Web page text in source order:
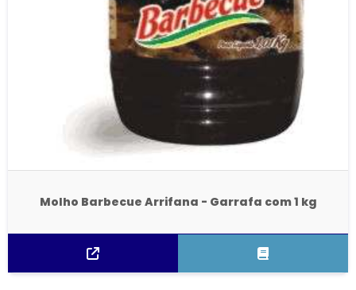
Molho Barbecue Arrifana - Garrafa com 1 kg